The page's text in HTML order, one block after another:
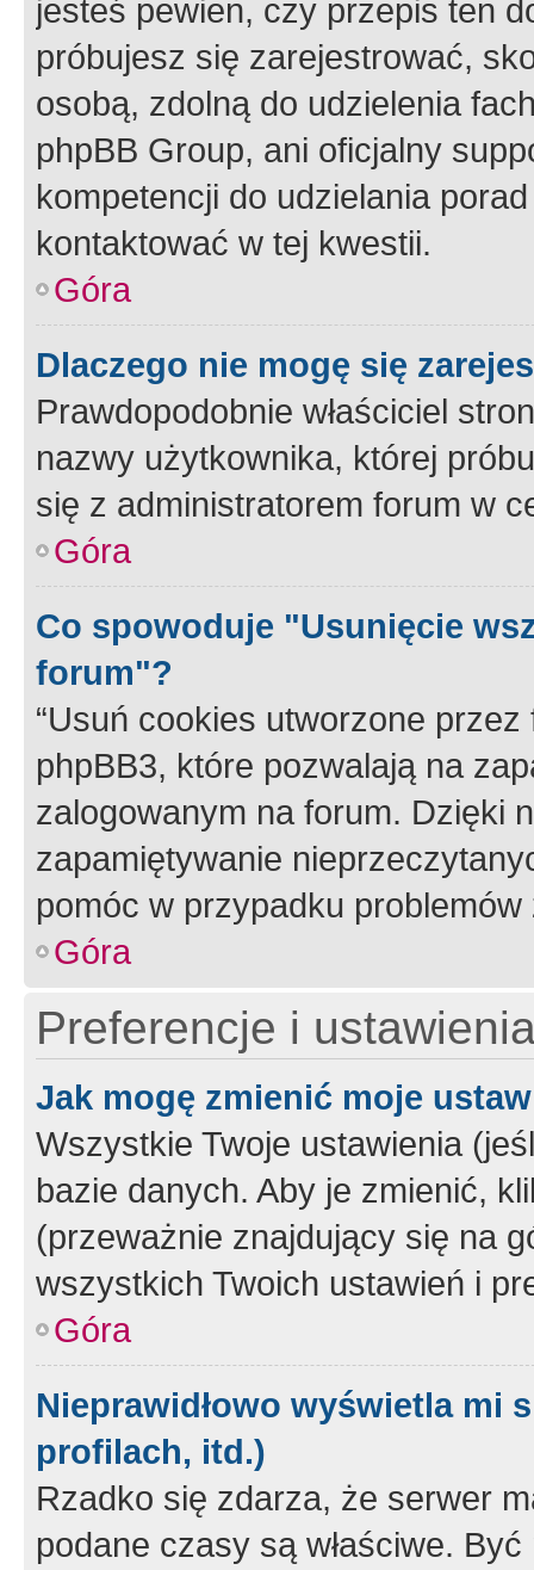
jesteś pewien, czy przepis ten
próbujesz się zarejestrować,
osobą, zdolną do udzielenia
phpBB Group, ani oficjalny
kompetencji do udzielania
kontaktować w tej kwestii.
Góra
Dlaczego nie mogę się
Prawdopodobnie właściciel
nazwy użytkownika, której
się z administratorem forum w
Góra
Co spowoduje "Usunięcie
forum"?
“Usuń cookies utworzone
phpBB3, które pozwalają na
zalogowanym na forum. Dzięki
zapamiętywanie
pomóc w przypadku
Góra
Preferencje i
Jak mogę zmienić moje
Wszystkie Twoje ustawienia
bazie danych. Aby je zmienić,
(przeważnie znajdujący się na
wszystkich Twoich ustawień i
Góra
Nieprawidłowo wyświetla mi
profilach, itd.)
Rzadko się zdarza, że serwer
podane czasy są właściwe.